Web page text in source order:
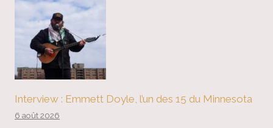
Interview : Emmett Doyle, l’un des 15 du Minnesota
6 août 2026